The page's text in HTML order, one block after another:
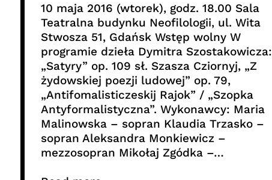
10 maja 2016 (wtorek), godz. 18.00 Sala
Teatralna budynku Neofilologii, ul. Wita
Stwosza 51, Gdańsk Wstęp wolny W
programie dzieła Dymitra Szostakowicza:
„Satyry” op. 109 sł. Szasza Cziornyj, „Z
żydowskiej poezji ludowej” op. 79,
„Antifomalisticzeskij Rajok” / „Szopka
Antyformalistyczna”. Wykonawcy: Maria
Malinowska – sopran Klaudia Trzasko –
sopran Aleksandra Monkiewicz –
mezzosopran Mikołaj Zgódka –…